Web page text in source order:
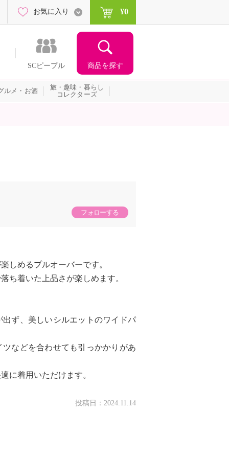
SCピープル 商品を探す
お気に入り ¥0
ルメ・お酒
旅・趣味・暮らし
コレクターズ
フォローする
しめるプルオーバーです。
ち着いた上品さが楽しめます。
ず、美しいシルエットのワイドパ
などを合わせても引っかかりがあ
に着用いただけます。
投稿日： 2024.11.14